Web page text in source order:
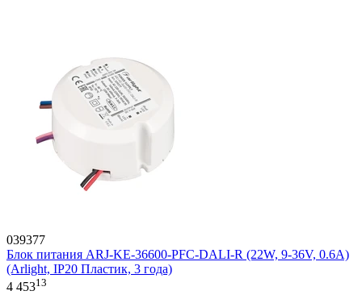
039377
Блок питания ARJ-KE-36600-PFC-DALI-R (22W, 9-36V, 0.6A)
(Arlight, IP20 Пластик, 3 года)
4 45313